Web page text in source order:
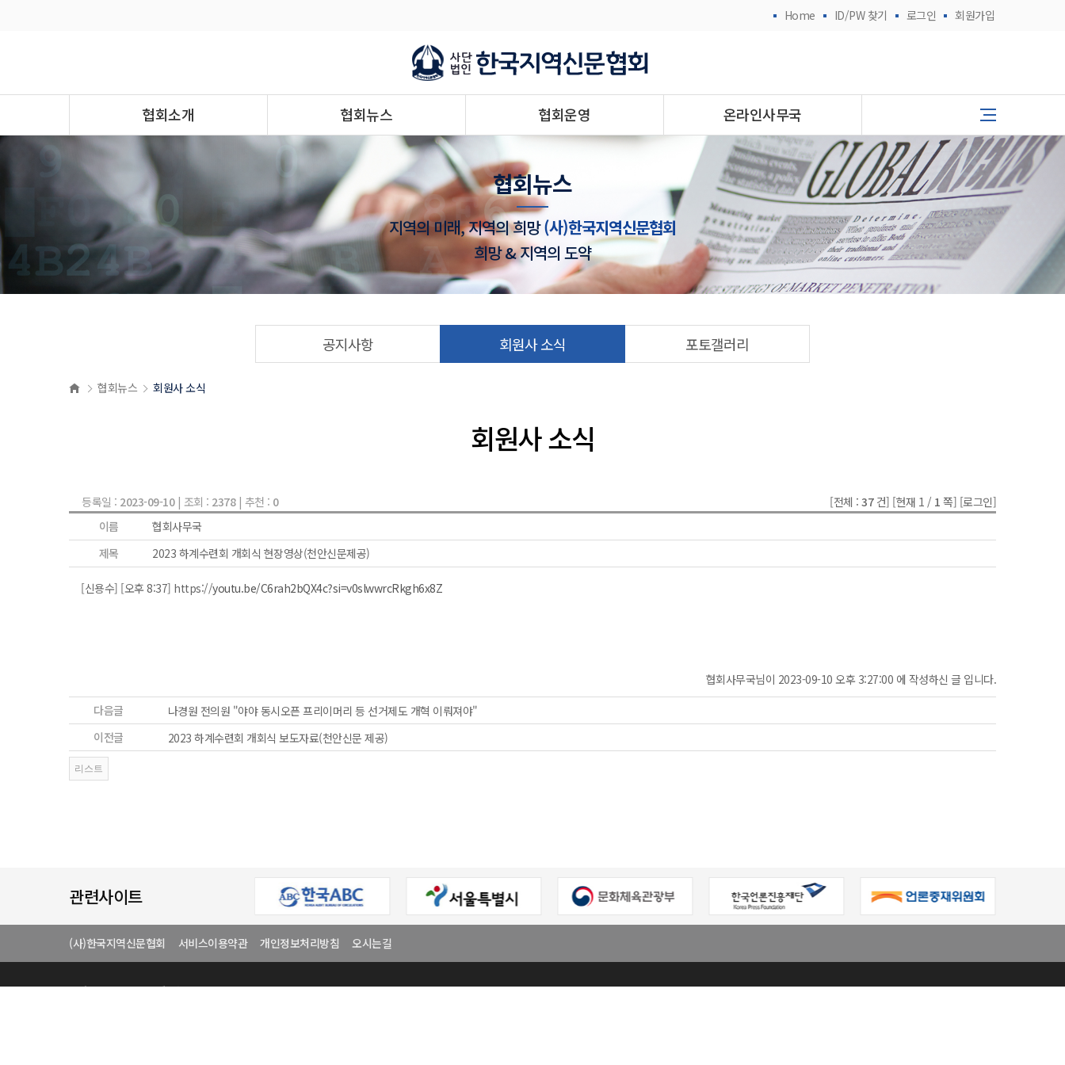
Home ID/PW 찾기 로그인 회원가입
협회소개 협회뉴스 협회운영 온라인사무국
협회뉴스
지역의 미래, 지역의 희망(사)한국지역신문협회
희망 & 지역의 도약
공지사항 회원사 소식 포토갤러리
협회뉴스 회원사 소식
회원사 소식
등록일 : 2023-09-10| 조회 : 2378| 추천 : 0 [전체 : 37건] [현재 1 / 1 쪽] [로그인]
이름
협회사무국
제목
2023 하계수련회 개회식 현장영상(천안신문제공)
[신용수] [오후 8:37] https://youtu.be/C6rah2bQX4c?si=v0slwwrcRkgh6x8Z
협회사무국님이 2023-09-10 오후 3:27:00 에 작성하신 글 입니다.
다음글
나경원 전의원 "야야 동시오픈 프리이머리 등 선거제도 개혁 이뤄져야"
이전글
2023 하계수련회 개회식 보도자료(천안신문 제공)
관련사이트
(사)한국지역신문협회 서비스이용약관 개인정보처리방침 오시는길